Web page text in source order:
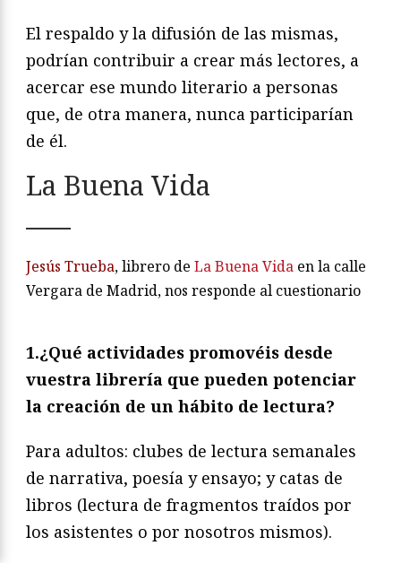
El respaldo y la difusión de las mismas,
podrían contribuir a crear más lectores, a
acercar ese mundo literario a personas
que, de otra manera, nunca participarían
de él.
La Buena Vida
Jesús Trueba, librero de La Buena Vida en la calle
Vergara de Madrid, nos responde al cuestionario
1.¿Qué actividades promovéis desde
vuestra librería que pueden potenciar
la creación de un hábito de lectura?
Para adultos: clubes de lectura semanales
de narrativa, poesía y ensayo; y catas de
libros (lectura de fragmentos traídos por
los asistentes o por nosotros mismos).